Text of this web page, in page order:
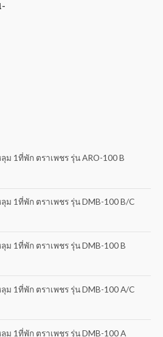
ม 1ที่พัก ตราเพชร รุ่น ARO-100 B
ม 1ที่พัก ตราเพชร รุ่น DMB-100 B/C
ม 1ที่พัก ตราเพชร รุ่น DMB-100 B
ม 1ที่พัก ตราเพชร รุ่น DMB-100 A/C
ม 1ที่พัก ตราเพชร รุ่น DMB-100 A